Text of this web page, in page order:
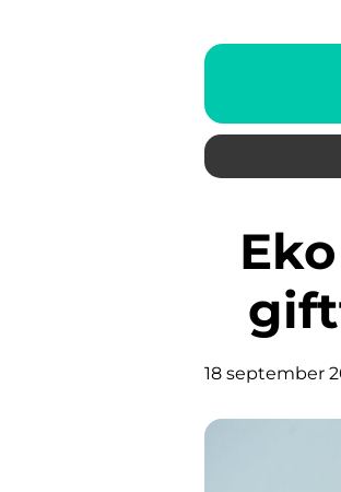
Eko leksaker: En hållbar och
18 september